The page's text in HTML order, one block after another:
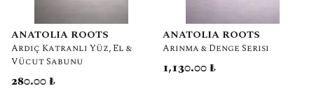
ANATOLIA ROOTS
Ardıç Katranlı Yüz, El &
Vücut Sabunu
280.00 ₺
ANATOLIA ROOTS
Arınma & Denge Serisi
1,130.00 ₺